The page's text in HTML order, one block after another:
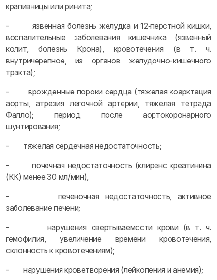
крапивницы или ринита;
- язвенная болезнь желудка и 12‑перстной кишки,
воспалительные заболевания кишечника (язвенный
колит, болезнь Крона), кровотечения (в т. ч.
внутричерепное, из органов желудочно-кишечного
тракта);
- врожденные пороки сердца (тяжелая коарктация
аорты, атрезия легочной артерии, тяжелая тетрада
Фалло); период после аортокоронарного
шунтирования;
- тяжелая сердечная недостаточность;
- почечная недостаточность (клиренс креатинина
(КК) менее 30 мл/мин),
- печеночная недостаточность, активное
заболевание печени;
- нарушения свертываемости крови (в т. ч.
гемофилия, увеличение времени кровотечения,
склонность к кровотечениям);
- нарушения кроветворения (лейкопения и анемия);